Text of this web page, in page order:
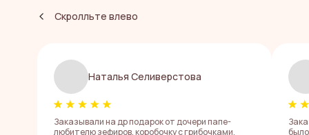
Скролльте влево
Наталья Селиверстова
Заказывали на др подарок от дочери папе-
любителю зефиров, коробочку с грибочками.
от проверенных поставщиков
чтобы исключить риск
заражения сальмонеллой